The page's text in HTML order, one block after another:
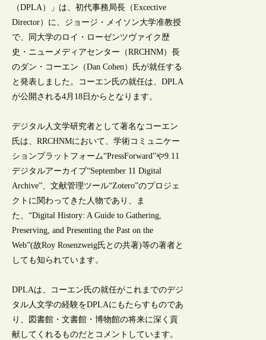
（DPLA）」は、初代事務局長（Excective
Director）に、ジョージ・メイソン大学准教授
で、同大学のロイ・ローゼンツヴァイク歴
史・ニューメディアセンター（RRCHNM）長
のダン・コーエン（Dan Cohen）氏が就任する
と発表しました。コーエン氏の就任は、DPLA
が公開される4月18日からとなります。
デジタル人文学研究者として著名なコーエン
氏は、RRCHNMにおいて、学術コミュニケー
ションプラットフォーム“PressForward”や9.11
デジタルアーカイブ“September 11 Digital
Archive”、文献管理ツール“Zotero”のプロジェ
クトに関わってきた人物であり、ま
た、“Digital History: A Guide to Gathering,
Preserving, and Presenting the Past on the
Web”(故Roy Rosenzweig氏との共著)等の著者と
しても知られています。
DPLAは、コーエン氏の就任がこれまでのデジ
タル人文学の経験をDPLAにもたらすものであ
り、図書館・文書館・博物館の将来に深く貢
献してくれるものだとコメントしています。